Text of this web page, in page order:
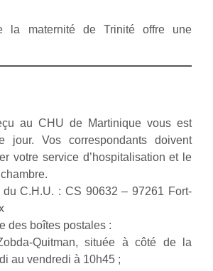
la maternité de Trinité offre une
au CHU de Martinique vous est
jour. Vos correspondants doivent
votre service d’hospitalisation et le
du C.H.U. : CS 90632 – 97261 Fort-
des boîtes postales :
Quitman, située à côté de la
au vendredi à 10h45 ;